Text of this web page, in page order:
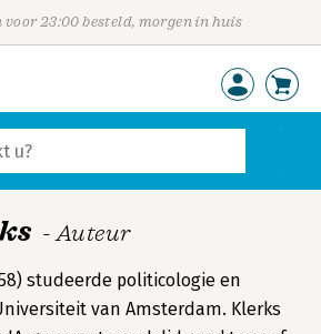
voor 23:00 besteld, morgen in huis
- Auteur
studeerde politicologie en
van Amsterdam. Klerks